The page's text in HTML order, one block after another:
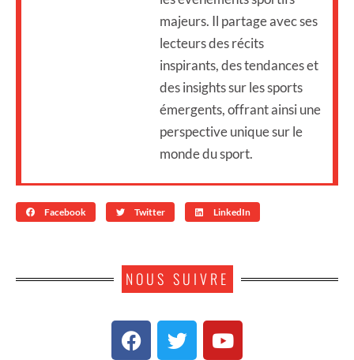
majeurs. Il partage avec ses
lecteurs des récits
inspirants, des tendances et
des insights sur les sports
émergents, offrant ainsi une
perspective unique sur le
monde du sport.
Facebook Twitter LinkedIn
NOUS SUIVRE